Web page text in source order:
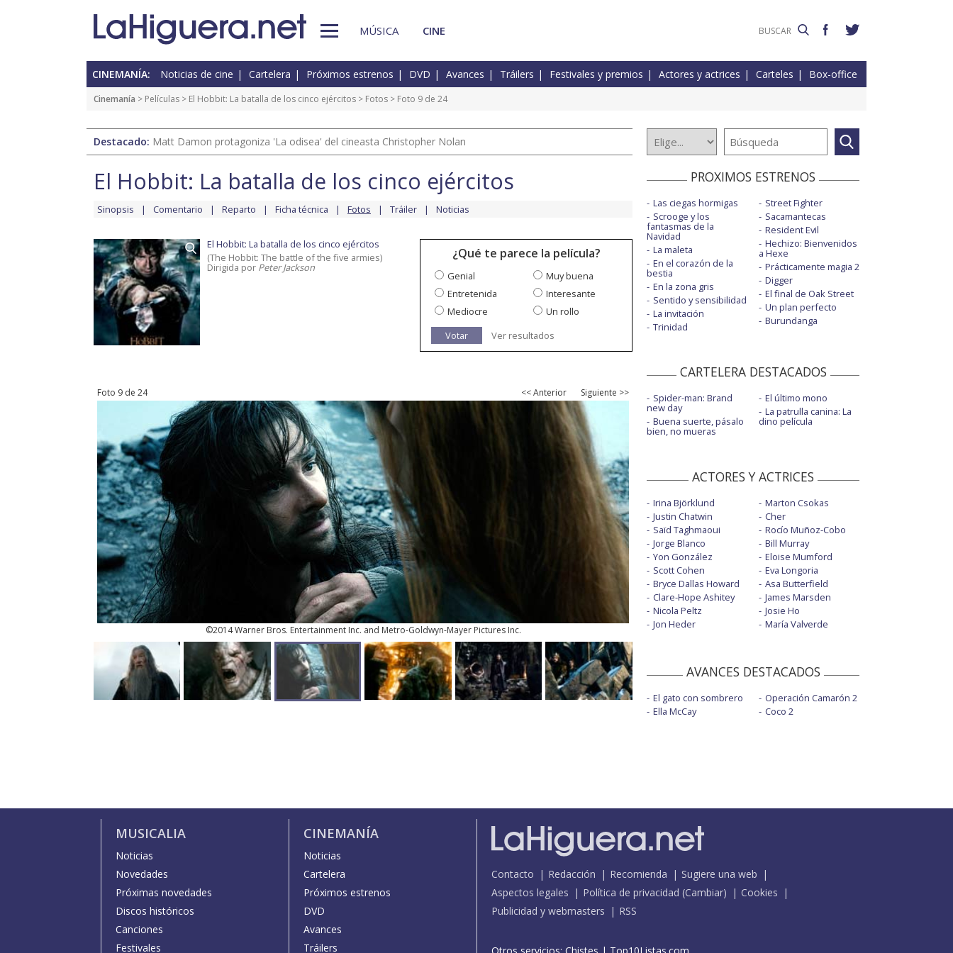
MÚSICA CINE
CINEMANÍA: Noticias de cine Cartelera Próximos estrenos DVD Avances Tráilers Festivales y premios Actores y actrices Carteles Box-office
Cinemanía > Películas > El Hobbit: La batalla de los cinco ejércitos > Fotos > Foto 9 de 24
Destacado: Matt Damon protagoniza 'La odisea' del cineasta Christopher Nolan
El Hobbit: La batalla de los cinco ejércitos
Sinopsis Comentario Reparto Ficha técnica Fotos Tráiler Noticias
El Hobbit: La batalla de los cinco ejércitos
(The Hobbit: The battle of the five armies)
Dirigida por Peter Jackson
¿Qué te parece la película?
Genial
Muy buena
Entretenida
Interesante
Mediocre
Un rollo
Votar
Ver resultados
Foto 9 de 24 << Anterior Siguiente >>
©2014 Warner Bros. Entertainment Inc. and Metro-Goldwyn-Mayer Pictures Inc.
PROXIMOS ESTRENOS
Las ciegas hormigas
Scrooge y los
fantasmas de la
Navidad
La maleta
En el corazón de la
bestia
En la zona gris
Sentido y sensibilidad
La invitación
Trinidad
Street Fighter
Sacamantecas
Resident Evil
Hechizo: Bienvenidos
a Hexe
Prácticamente magia 2
Digger
El final de Oak Street
Un plan perfecto
Burundanga
CARTELERA DESTACADOS
Spider-man: Brand
new day
Buena suerte, pásalo
bien, no mueras
El último mono
La patrulla canina: La
dino película
ACTORES Y ACTRICES
Irina Björklund
Justin Chatwin
Saïd Taghmaoui
Jorge Blanco
Yon González
Scott Cohen
Bryce Dallas Howard
Clare-Hope Ashitey
Nicola Peltz
Jon Heder
Marton Csokas
Cher
Rocío Muñoz-Cobo
Bill Murray
Eloise Mumford
Eva Longoria
Asa Butterfield
James Marsden
Josie Ho
María Valverde
AVANCES DESTACADOS
El gato con sombrero
Ella McCay
Operación Camarón 2
Coco 2
MUSICALIA
Noticias
Novedades
Próximas novedades
Discos históricos
Canciones
Festivales
CINEMANÍA
Noticias
Cartelera
Próximos estrenos
DVD
Avances
Tráilers
Contacto Redacción Recomienda
Sugiere una web
Aspectos legales
Política de privacidad (Cambiar)
Cookies
Publicidad y webmasters
RSS